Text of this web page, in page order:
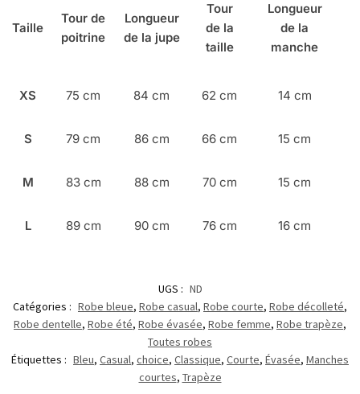
Taille
Tour de
poitrine
Longueur
de la jupe
Tour
de la
taille
Longueur
de la
manche
XS 75 cm 84 cm 62 cm 14 cm
S 79 cm 86 cm 66 cm 15 cm
M 83 cm 88 cm 70 cm 15 cm
L 89 cm 90 cm 76 cm 16 cm
UGS : ND
Catégories : Robe bleue, Robe casual, Robe courte, Robe décolleté,
Robe dentelle, Robe été, Robe évasée, Robe femme, Robe trapèze,
Toutes robes
Étiquettes : Bleu, Casual, choice, Classique, Courte, Évasée, Manches
courtes, Trapèze